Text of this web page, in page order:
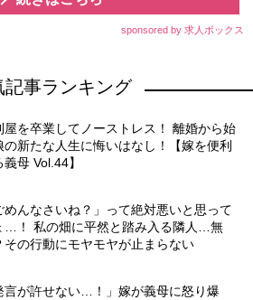
sponsored by 求人ボックス
記事ランキング
屋を卒業してノーストレス！ 離婚から始
の新たな人生に悔いはなし！【嫁を便利
母 Vol.44】
めんなさいね？」って絶対悪いと思って
…！ 私の畑に平然と踏み入る隣人…無
その行動にモヤモヤが止まらない
言が許せない…！」嫁が義母に怒り爆